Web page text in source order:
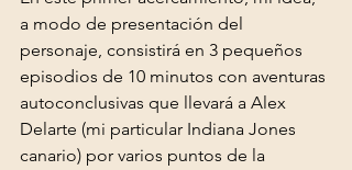
a modo de presentación del
personaje, consistirá en 3 pequeños
episodios de 10 minutos con aventuras
autoconclusivas que llevará a Alex
Delarte (mi particular Indiana Jones
canario) por varios puntos de la